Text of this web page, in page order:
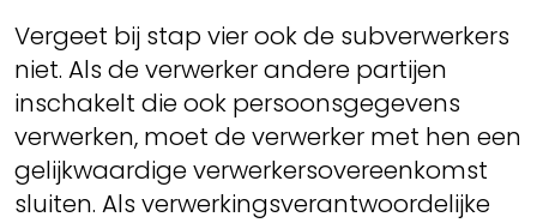
Vergeet bij stap vier ook de subverwerkers
niet. Als de verwerker andere partijen
inschakelt die ook persoonsgegevens
verwerken, moet de verwerker met hen een
gelijkwaardige verwerkersovereenkomst
sluiten. Als verwerkingsverantwoordelijke